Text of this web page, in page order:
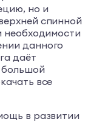
но и
спинной
необходимости
данного
даёт
большой
все
в развитии